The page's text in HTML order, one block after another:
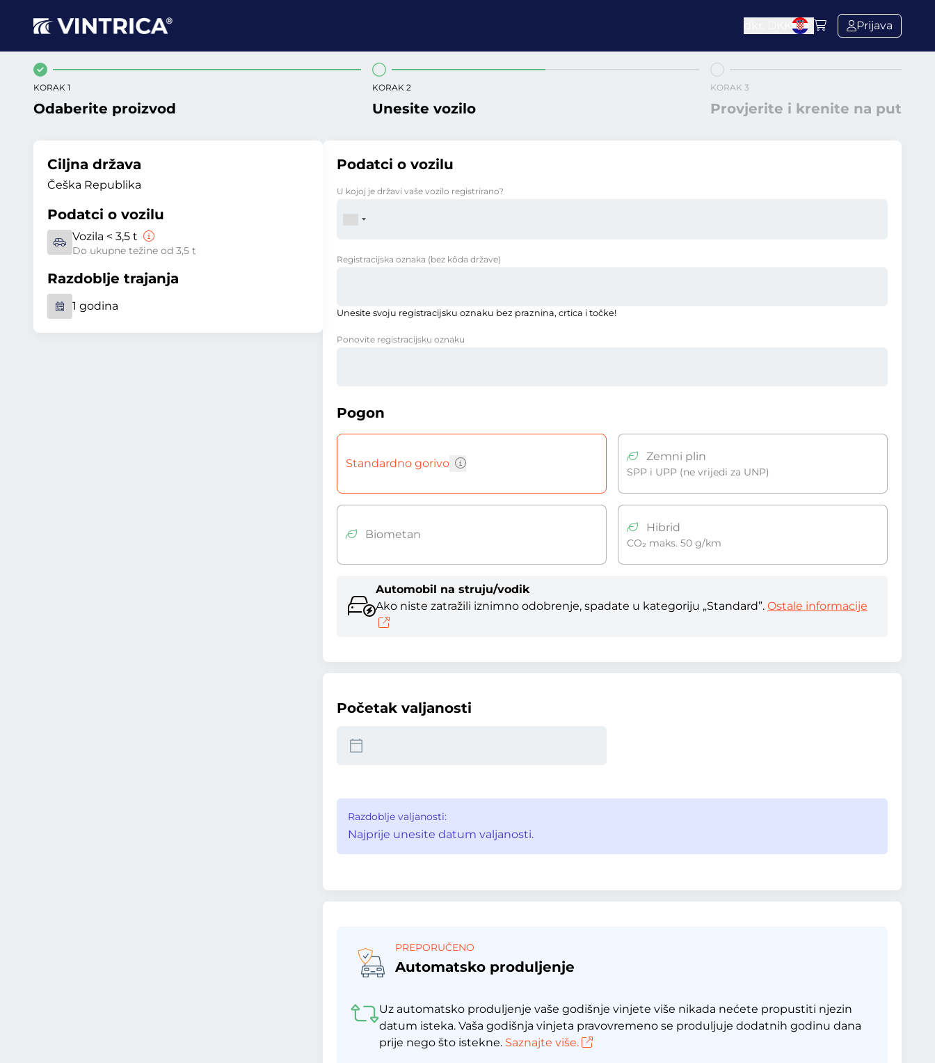
Prijava
KORAK 1
Odaberite proizvod
KORAK 2
Unesite vozilo
KORAK 3
Provjerite i krenite na put
Ciljna država
Češka Republika
Podatci o vozilu
Vozila < 3,5 t
Do ukupne težine od 3,5 t
Razdoblje trajanja
1 godina
Podatci o vozilu
U kojoj je državi vaše vozilo registrirano?
Registracijska oznaka (bez kôda države)
Unesite svoju registracijsku oznaku bez praznina, crtica i točke!
Ponovite registracijsku oznaku
Pogon
Standardno gorivo
Zemni plin
SPP i UPP (ne vrijedi za UNP)
Biometan
Hibrid
CO₂ maks. 50 g/km
Automobil na struju/vodik
Ako niste zatražili iznimno odobrenje, spadate u kategoriju „Standard”. Ostale informacije
Početak valjanosti
Razdoblje valjanosti:
Najprije unesite datum valjanosti.
PREPORUČENO
Automatsko produljenje
Uz automatsko produljenje vaše godišnje vinjete više nikada nećete propustiti njezin
datum isteka. Vaša godišnja vinjeta pravovremeno se produljuje dodatnih godinu dana
prije nego što istekne. Saznajte više.